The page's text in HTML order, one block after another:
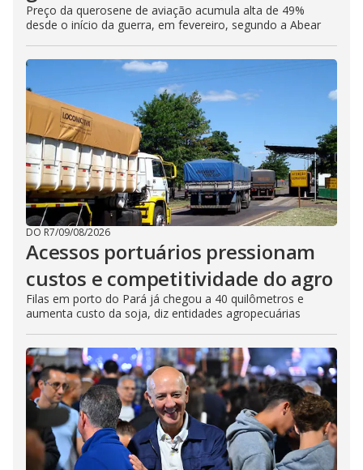
Preço da querosene de aviação acumula alta de 49%
desde o início da guerra, em fevereiro, segundo a Abear
DO R7/09/08/2026
Acessos portuários pressionam
custos e competitividade do agro
Filas em porto do Pará já chegou a 40 quilômetros e
aumenta custo da soja, diz entidades agropecuárias